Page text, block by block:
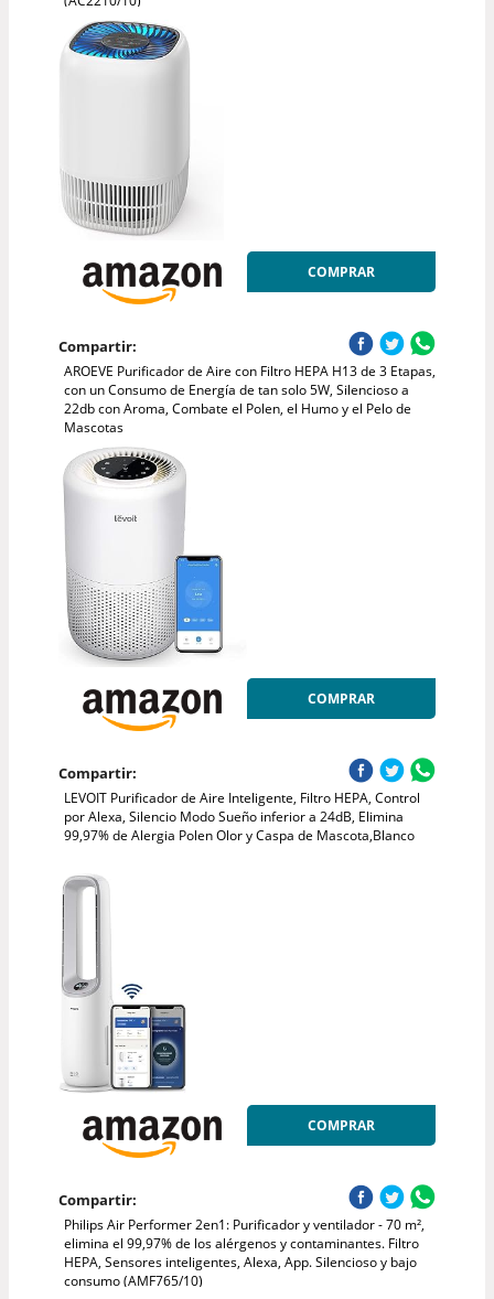
COMPRAR
Compartir:
AROEVE Purificador de Aire con Filtro HEPA H13 de 3 Etapas,
con un Consumo de Energía de tan solo 5W, Silencioso a
22db con Aroma, Combate el Polen, el Humo y el Pelo de
Mascotas
COMPRAR
Compartir:
LEVOIT Purificador de Aire Inteligente, Filtro HEPA, Control
por Alexa, Silencio Modo Sueño inferior a 24dB, Elimina
99,97% de Alergia Polen Olor y Caspa de Mascota,Blanco
COMPRAR
Compartir:
Philips Air Performer 2en1: Purificador y ventilador - 70 m²,
elimina el 99,97% de los alérgenos y contaminantes. Filtro
HEPA, Sensores inteligentes, Alexa, App. Silencioso y bajo
consumo (AMF765/10)